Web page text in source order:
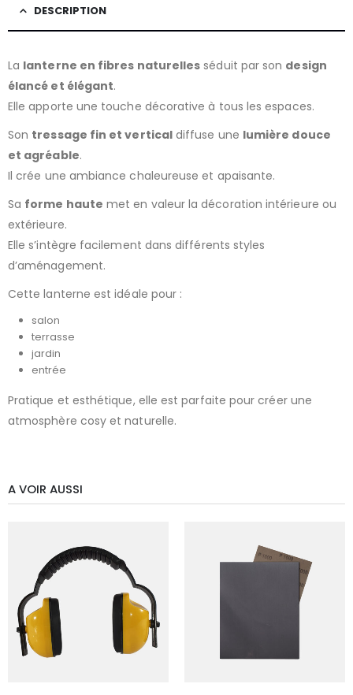
DESCRIPTION
La lanterne en fibres naturelles séduit par son design
élancé et élégant.
Elle apporte une touche décorative à tous les espaces.
Son tressage fin et verticaldiffuse une lumière douce
et agréable.
Il crée une ambiance chaleureuse et apaisante.
Sa forme haute met en valeur la décoration intérieure ou
extérieure.
Elle s’intègre facilement dans différents styles
d’aménagement.
Cette lanterne est idéale pour :
salon
terrasse
jardin
entrée
Pratique et esthétique, elle est parfaite pour créer une
atmosphère cosy et naturelle.
A VOIR AUSSI